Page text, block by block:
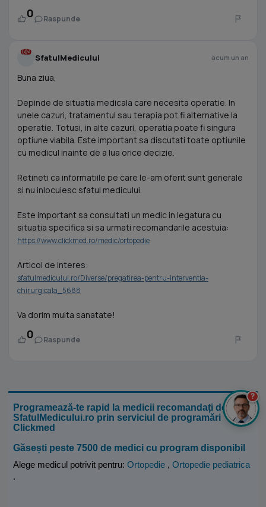
0 Raspunde
SfatulMedicului acum un an
Buna ziua,
Depinde de situatia medicala care necesita operatie. In
unele cazuri, tratamentul sau terapia pot fi alternative la
operatie. Totusi, in alte cazuri, operatia poate fi singura
optiune viabila. Este important sa discutati toate optiunile
cu medicul inainte de a lua orice decizie.
Retineti ca informatiile pe care le-am oferit sunt generale
si nu inlocuiesc sfatul medicului.
Este important sa consultati un medic in legatura cu
situatia specifica si sa urmati recomandarile acestuia:
https://www.clickmed.ro/medic/ortopedie
Articol de interes:
sfatulmedicului.ro/Diverse/pregatirea-pentru-interventia-
chirurgicala_5688
Va dorim multa sanatate!
0 Raspunde
Programează-te rapid la medicii recomandați de
SfatulMedicului.ro prin serviciul de programări
Clickmed
Găsești peste 7500 de medici cu program disponibil
Alege medicul potrivit pentru: Ortopedie , Ortopedie pediatrica
.
?